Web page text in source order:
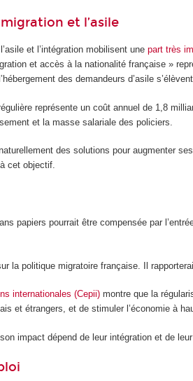
et l’asile
et l’intégration mobilisent unepart très
et accès à la nationalité française »
des demandeurs d’asile
représente un coût annuel de 1,8
et la masse salariale des policiers.
des solutions pour augmenter
cet objectif.
papiers pourrait être compensée par
la politique migratoire française. Il
internationales (Cepii) montre que la
et étrangers, et de stimuler l’économie à
impact dépend de leur intégration et de